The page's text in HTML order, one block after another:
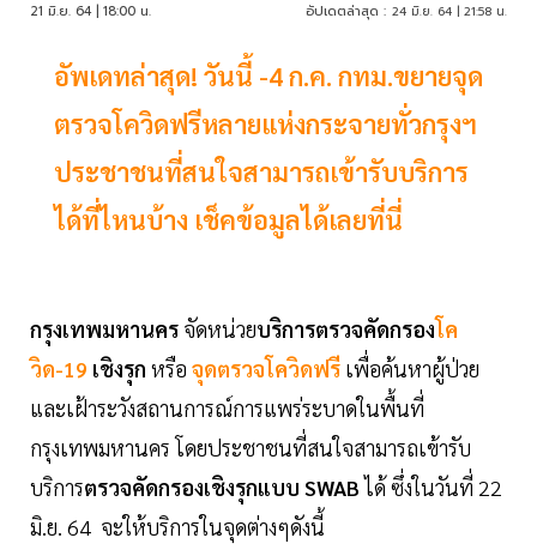
21 มิ.ย. 64 | 18:00 น. อัปเดตล่าสุด : 24 มิ.ย. 64 | 21:58 น.
อัพเดทล่าสุด! วันนี้ -4 ก.ค. กทม.ขยายจุด
ตรวจโควิดฟรีหลายแห่งกระจายทั่วกรุงฯ
ประชาชนที่สนใจสามารถเข้ารับบริการ
ได้ที่ไหนบ้าง เช็คข้อมูลได้เลยที่นี่
กรุงเทพมหานคร จัดหน่วยบริการตรวจคัดกรองโค
วิด-19 เชิงรุก หรือ จุดตรวจโควิดฟรี เพื่อค้นหาผู้ป่วย
และเฝ้าระวังสถานการณ์การแพร่ระบาดในพื้นที่
กรุงเทพมหานคร โดยประชาชนที่สนใจสามารถเข้ารับ
บริการตรวจคัดกรองเชิงรุกแบบ SWABได้ ซึ่งในวันที่ 22
มิ.ย. 64 จะให้บริการในจุดต่างๆดังนี้